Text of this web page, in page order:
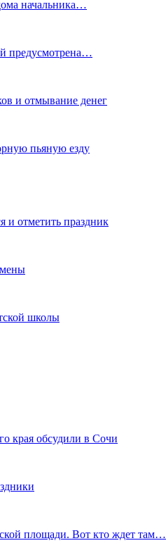
начальника…
предусмотрена…
и отмывание денег
пьяную езду
и отметить праздник
школы
края обсудили в Сочи
площади. Вот кто ждет там…